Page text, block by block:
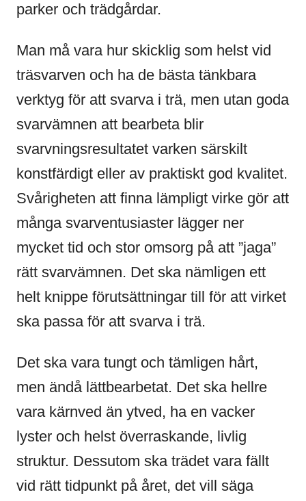
parker och trädgårdar.
Man må vara hur skicklig som helst vid
träsvarven och ha de bästa tänkbara
verktyg för att svarva i trä, men utan goda
svarvämnen att bearbeta blir
svarvningsresultatet varken särskilt
konstfärdigt eller av praktiskt god kvalitet.
Svårigheten att finna lämpligt virke gör att
många svarventusiaster lägger ner
mycket tid och stor omsorg på att ”jaga”
rätt svarvämnen. Det ska nämligen ett
helt knippe förutsättningar till för att virket
ska passa för att svarva i trä.
Det ska vara tungt och tämligen hårt,
men ändå lättbearbetat. Det ska hellre
vara kärnved än ytved, ha en vacker
lyster och helst överraskande, livlig
struktur. Dessutom ska trädet vara fällt
vid rätt tidpunkt på året, det vill säga